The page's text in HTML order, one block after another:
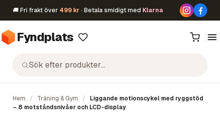
🚚 Fri frakt över 499 kr · Betala smidigt med Klarna
Fyndplats
Hem / Träning & Gym /
Liggande motionscykel med ryggstöd
– 8 motståndsnivåer och LCD-display